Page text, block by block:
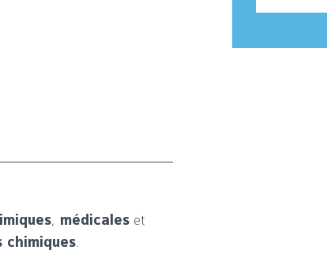
, médicales et
chimiques.